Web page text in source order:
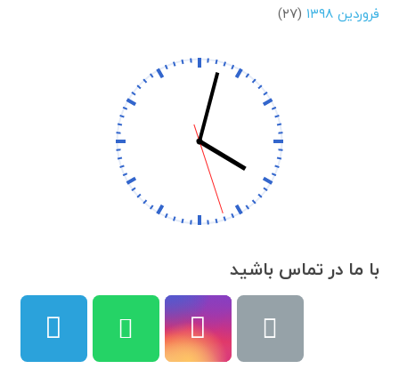
فروردین ۱۳۹۸
(۲۷)
با ما در تماس باشید